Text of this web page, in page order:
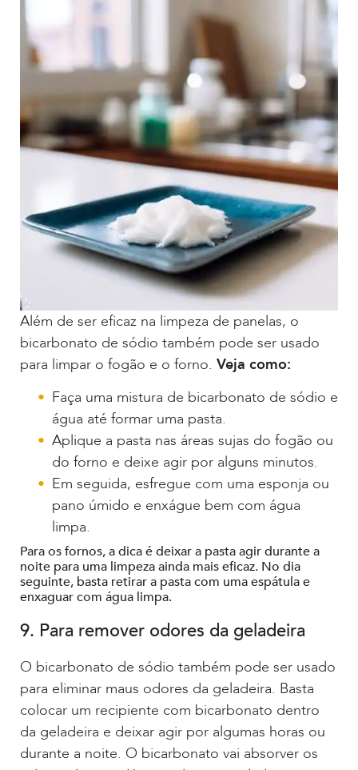
Além de ser eficaz na limpeza de panelas, o
bicarbonato de sódio também pode ser usado
para limpar o fogão e o forno. Veja como:
Faça uma mistura de bicarbonato de sódio e
água até formar uma pasta.
Aplique a pasta nas áreas sujas do fogão ou
do forno e deixe agir por alguns minutos.
Em seguida, esfregue com uma esponja ou
pano úmido e enxágue bem com água
limpa.
Para os fornos, a dica é deixar a pasta agir durante a
noite para uma limpeza ainda mais eficaz. No dia
seguinte, basta retirar a pasta com uma espátula e
enxaguar com água limpa.
9. Para remover odores da geladeira
O bicarbonato de sódio também pode ser usado
para eliminar maus odores da geladeira. Basta
colocar um recipiente com bicarbonato dentro
da geladeira e deixar agir por algumas horas ou
durante a noite. O bicarbonato vai absorver os